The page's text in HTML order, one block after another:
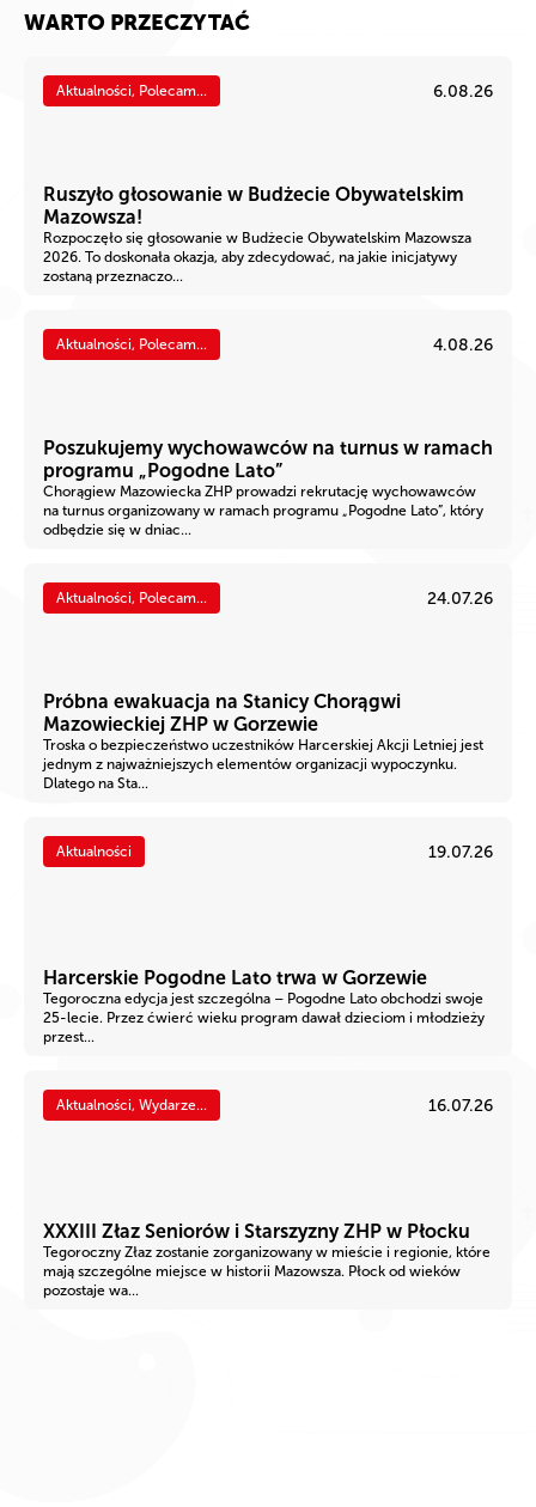
WARTO PRZECZYTAĆ
Aktualności, Polecam... 6.08.26
Ruszyło głosowanie w Budżecie Obywatelskim
Mazowsza!
Rozpoczęło się głosowanie w Budżecie Obywatelskim Mazowsza
2026. To doskonała okazja, aby zdecydować, na jakie inicjatywy
zostaną przeznaczo...
Aktualności, Polecam... 4.08.26
Poszukujemy wychowawców na turnus w ramach
programu „Pogodne Lato”
Chorągiew Mazowiecka ZHP prowadzi rekrutację wychowawców
na turnus organizowany w ramach programu „Pogodne Lato”, który
odbędzie się w dniac...
Aktualności, Polecam... 24.07.26
Próbna ewakuacja na Stanicy Chorągwi
Mazowieckiej ZHP w Gorzewie
Troska o bezpieczeństwo uczestników Harcerskiej Akcji Letniej jest
jednym z najważniejszych elementów organizacji wypoczynku.
Dlatego na Sta...
Aktualności 19.07.26
Harcerskie Pogodne Lato trwa w Gorzewie
Tegoroczna edycja jest szczególna – Pogodne Lato obchodzi swoje
25-lecie. Przez ćwierć wieku program dawał dzieciom i młodzieży
przest...
Aktualności, Wydarze... 16.07.26
XXXIII Złaz Seniorów i Starszyzny ZHP w Płocku
Tegoroczny Złaz zostanie zorganizowany w mieście i regionie, które
mają szczególne miejsce w historii Mazowsza. Płock od wieków
pozostaje wa...